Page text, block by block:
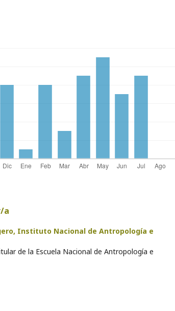
a
Instituto Nacional de Antropología e
de la Escuela Nacional de Antropología e